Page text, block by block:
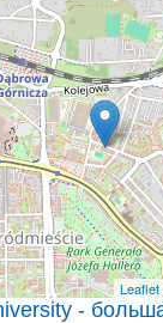
Leaflet
-